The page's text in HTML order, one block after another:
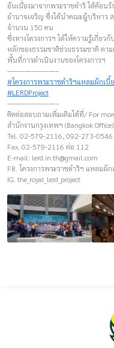
อันเนื่องมาจากพระราชดำริ ได้ต้อน
อำนาจเจริญ ซึ่งได้นำคณะผู้บริหาร
จำนวน 150 คน
ซึ่งทางโครงการฯ ได้ให้ความรู้เกี่ย
หลักของธรรมชาติช่วยธรรมชาติ ตา
พื้นที่การดำเนินงานของโครงการฯ
————————–
#โครงการพระราชดำริฯแหลมผักเบี้ย
#LERDProject
————————–
ติดต่อสอบถามเพิ่มเติมได้ที่/ For
สำนักงานกรุงเทพฯ (Bangkok Office):
Tel. 02-579-2116, 092-273-0546
Fax. 02-579-2116 ต่อ 112
E-mail: lerd.in.th@gmail.com
FB. โครงการพระราชดำริฯ แหลมผัก
IG. the_royal_lerd_project